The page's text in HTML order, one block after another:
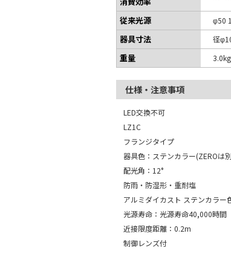
従来光源 φ50
器具寸法 径
重量 3.0kg
仕様・注意事項
LED交換不可
LZ1C
フランジタイプ
器具色：ステンカラー(ZEROは
配光角：12°
防雨・防湿形・重耐塩
アルミダイカスト ステンカラー
光源寿命：光源寿命40,000時間
近接限度距離：0.2m
制御レンズ付